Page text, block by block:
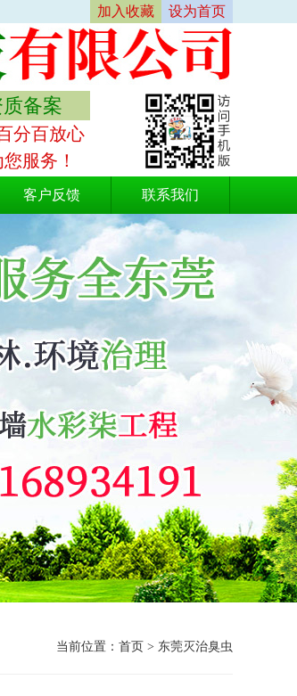
加入收藏 设为首页
备案
分百放心
服务！
客户反馈 联系我们
当前位置： 首页 > 东莞灭治臭虫